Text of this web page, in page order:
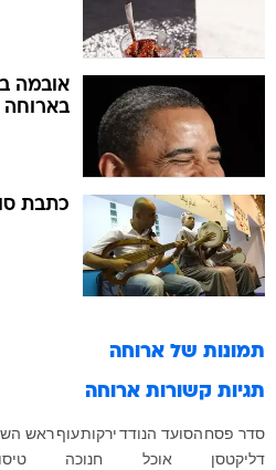
כתבת
תמונות של ארוחה
תגיות קשורות ארוחה
סדר פסחהסועד הנודדירקותעוףראש
דליקטסן
אוכל חנוכה